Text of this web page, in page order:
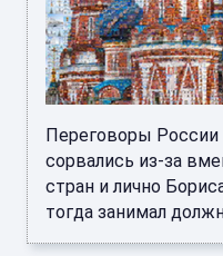
Переговоры России
сорвались из-за
стран и лично
тогда занимал